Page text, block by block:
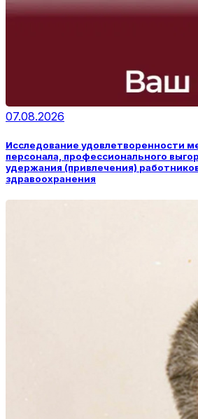
07.08.2026
Исследование удовлетворенности
персонала, профессионального
удержания (привлечения)
здравоохранения